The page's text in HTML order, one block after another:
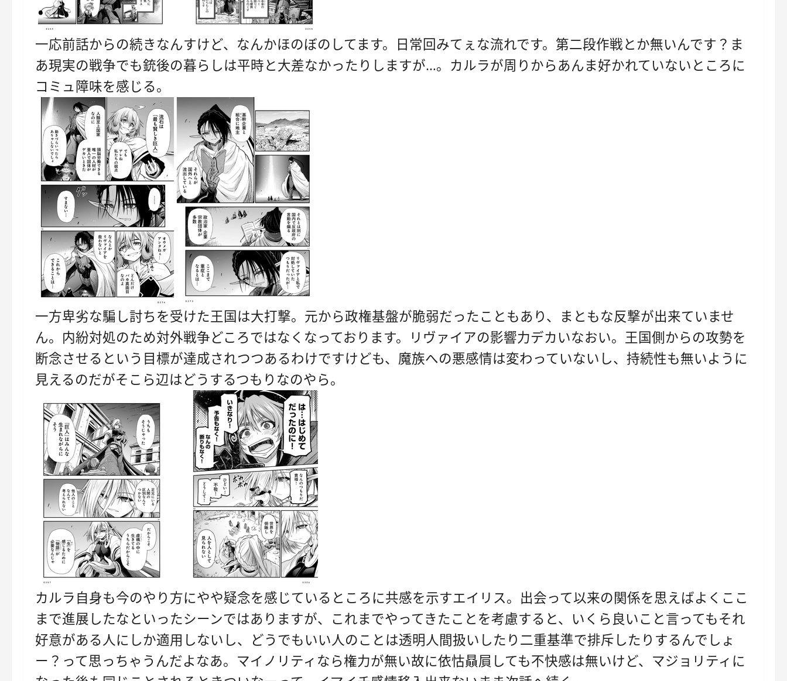
一応前話からの続きなんすけど、なんかほのぼのしてます。日常回みてぇな流れです。第二段作戦とか無いんです？ま
あ現実の戦争でも銃後の暮らしは平時と大差なかったりしますが…。カルラが周りからあんま好かれていないところに
コミュ障味を感じる。
一方卑劣な騙し討ちを受けた王国は大打撃。元から政権基盤が脆弱だったこともあり、まともな反撃が出来ていませ
ん。内紛対処のため対外戦争どころではなくなっております。リヴァイアの影響力デカいなおい。王国側からの攻勢を
断念させるという目標が達成されつつあるわけですけども、魔族への悪感情は変わっていないし、持続性も無いように
見えるのだがそこら辺はどうするつもりなのやら。
カルラ自身も今のやり方にやや疑念を感じているところに共感を示すエイリス。出会って以来の関係を思えばよくここ
まで進展したなといったシーンではありますが、これまでやってきたことを考慮すると、いくら良いこと言ってもそれ
好意がある人にしか適用しないし、どうでもいい人のことは透明人間扱いしたり二重基準で排斥したりするんでしょ
ー？って思っちゃうんだよなあ。マイノリティなら権力が無い故に依怙贔屓しても不快感は無いけど、マジョリティに